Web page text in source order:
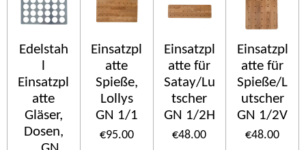
Edelstah
Einsatzpl
atte
Gläser,
Dosen,
Einsatzpl
atte
Spieße,
Lollys
GN 1/1
€95.00
Einsatzpl
atte für
Satay/Lu
tscher
GN 1/2H
€48.00
Einsatzpl
atte für
Spieße/L
utscher
GN 1/2V
€48.00